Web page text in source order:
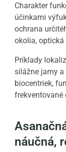
Charakter
účinkami
ochrana
okolia,
Príklady
silážne jamy a
biocentriek,
frekventované
náučná,